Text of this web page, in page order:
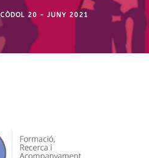
CÒDOL 20 - JUNY 2021